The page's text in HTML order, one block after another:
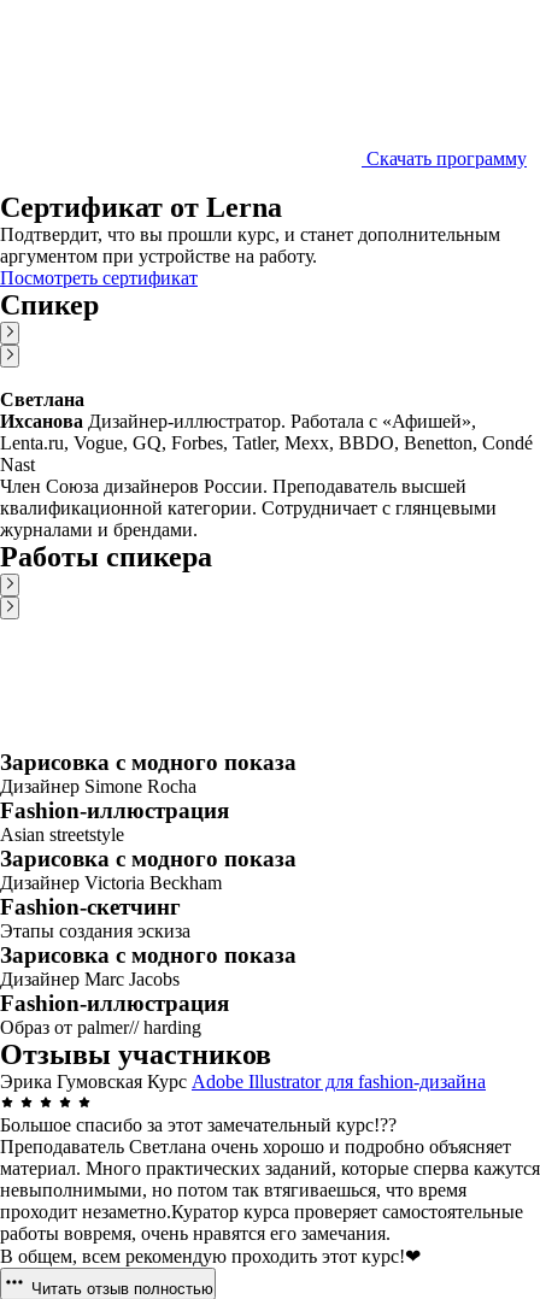
Скачать программу
Сертификат от Lerna
Подтвердит, что вы прошли курс, и станет дополнительным
аргументом при устройстве на работу.
Посмотреть сертификат
Спикер
Светлана
Ихсанова Дизайнер-иллюстратор. Работала с «Афишей»,
Lenta.ru, Vogue, GQ, Forbes, Tatler, Mexx, BBDO, Benetton, Condé
Nast
Член Союза дизайнеров России. Преподаватель высшей
квалификационной категории. Сотрудничает с глянцевыми
журналами и брендами.
Работы спикера
Зарисовка с модного показа
Дизайнер Simone Rocha
Fashion-иллюстрация
Asian streetstyle
Зарисовка с модного показа
Дизайнер Victoria Beckham
Fashion-скетчинг
Этапы создания эскиза
Зарисовка с модного показа
Дизайнер Marc Jacobs
Fashion-иллюстрация
Образ от palmer// harding
Отзывы участников
Эрика Гумовская Курс Adobe Illustrator для fashion-дизайна
Большое спасибо за этот замечательный курс!??
Преподаватель Светлана очень хорошо и подробно объясняет
материал. Много практических заданий, которые сперва кажутся
невыполнимыми, но потом так втягиваешься, что время
проходит незаметно.Куратор курса проверяет самостоятельные
работы вовремя, очень нравятся его замечания.
В общем, всем рекомендую проходить этот курс!❤
Читать отзыв полностью